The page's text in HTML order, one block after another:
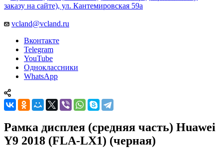
Вконтакте
Telegram
YouTube
Одноклассники
WhatsApp
Рамка дисплея (средняя часть) Huawei
Y9 2018 (FLA-LX1) (черная)
Главная
—